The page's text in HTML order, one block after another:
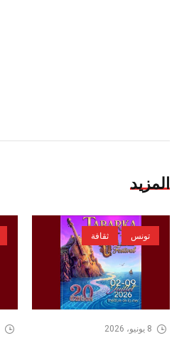
المزيد
تونس ثقافة
8 يونيو، 2026